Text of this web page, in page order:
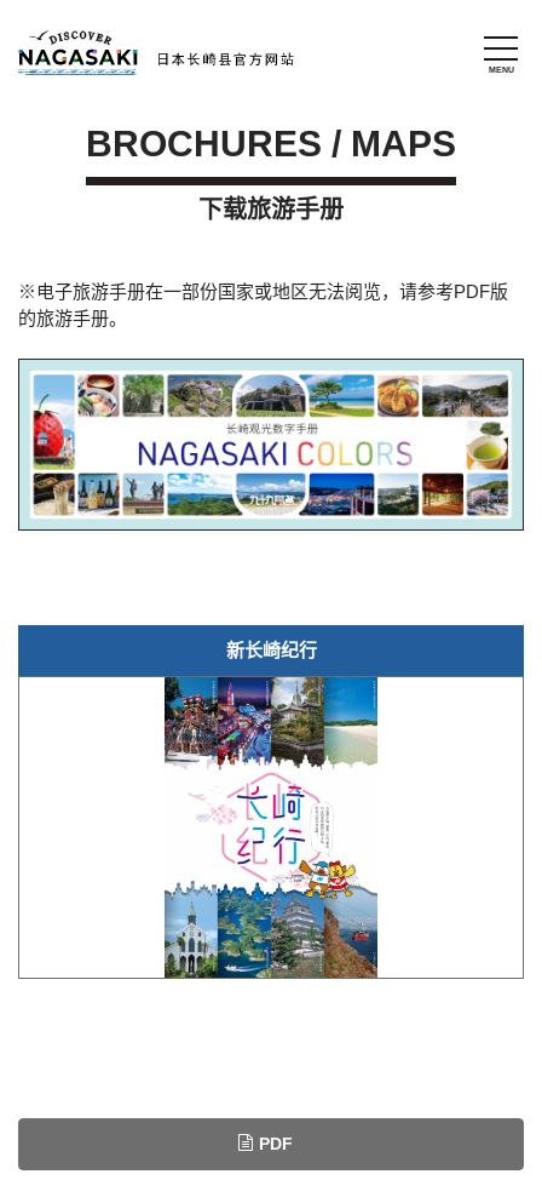
BROCHURES / MAPS
下载旅游手册
※电子旅游手册在一部份国家或地区无法阅览，请参考PDF版
的旅游手册。
新长崎纪行
PDF